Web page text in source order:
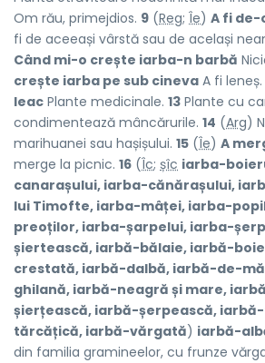
Om rău, primejdios. 9 (Reg; Îe) A fi de-
fi de aceeași vârstă sau de același
Când mi-o crește iarba-n barbă
crește iarba pe sub cineva A fi leneș.
leac Plante medicinale. 13 Plante cu
condimentează mâncărurile. 14 (Arg)
marihuanei sau hașișului. 15 (Îe) A
merge la picnic. 16 (Îc; șîc iarba-
canarașului, iarba-cănărașului,
lui Timofte, iarba-mâței, iarba-
preoților, iarba-șarpelui, iarba-
șiertească, iarbă-bălaie, iarbă-
crestată, iarbă-dalbă, iarbă-de-
ghilană, iarbă-neagră și mare,
șierțească, iarbă-șerpească,
tărcățică, iarbă-vărgată) iarbă-
din familia gramineelor, cu frunze